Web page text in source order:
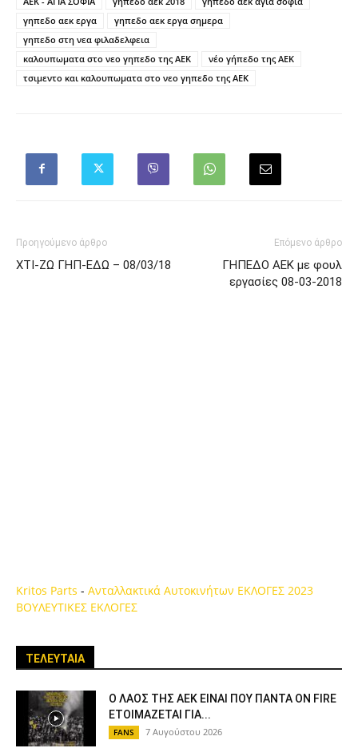
γηπεδο αεκ εργα
γηπεδο αεκ εργα σημερα
γηπεδο στη νεα φιλαδελφεια
καλουπωματα στο νεο γηπεδο της ΑΕΚ
νέο γήπεδο της ΑΕΚ
τσιμεντο και καλουπωματα στο νεο γηπεδο της ΑΕΚ
Προηγούμενο άρθρο
ΧΤΙ-ΖΩ ΓΗΠ-ΕΔΩ – 08/03/18
Επόμενο άρθρο
ΓΗΠΕΔΟ ΑΕΚ με φουλ
εργασίες 08-03-2018
Kritos Parts - Ανταλλακτικά Αυτοκινήτων ΕΚΛΟΓΕΣ 2023
ΒΟΥΛΕΥΤΙΚΕΣ ΕΚΛΟΓΕΣ
ΤΕΛΕΥΤΑΙΑ
Ο ΛΑΟΣ ΤΗΣ ΑΕΚ ΕΙΝΑΙ ΠΟΥ ΠΑΝΤΑ ON FIRE
ΕΤΟΙΜΑΖΕΤΑΙ ΓΙΑ...
FANS 7 Αυγούστου 2026